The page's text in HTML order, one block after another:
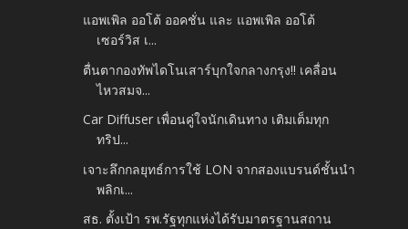
แอพเพิล ออโต้ ออคชั่น และ แอพเพิล ออโต้
เซอร์วิส เ...
ตื่นตากองทัพไดโนเสาร์บุกใจกลางกรุง!! เคลื่อน
ไหวสมจ...
Car Diffuser เพื่อนคู่ใจนักเดินทาง เติมเต็มทุก
ทริป...
เจาะลึกกลยุทธ์การใช้ LON จากสองแบรนด์ชั้นนำ
พลิกเ...
สธ. ตั้งเป้า รพ.รัฐทุกแห่งได้รับมาตรฐานสถาน